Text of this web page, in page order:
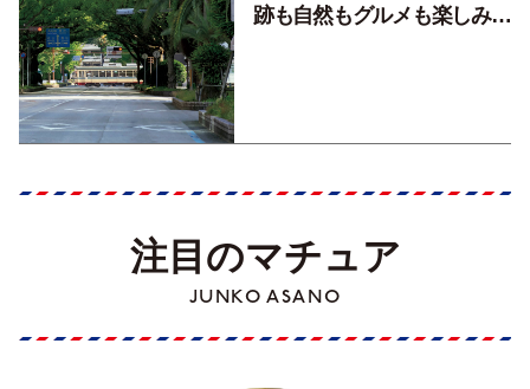
跡も自然もグルメも楽しみ尽
注目のマチュア
JUNKO ASANO